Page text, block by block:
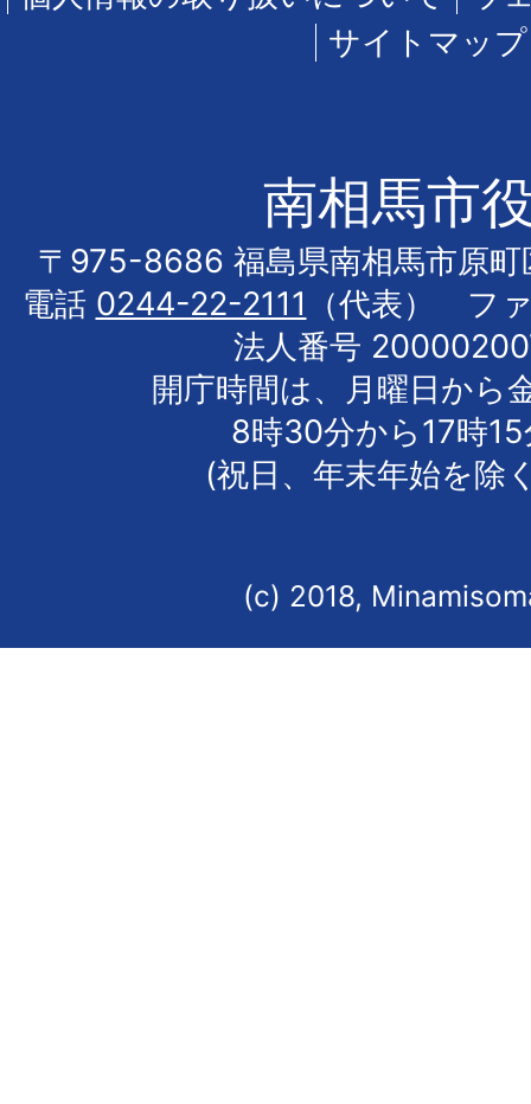
サイトマップ
南相馬市
〒975-8686 福島県南相馬市原町
電話 0244-22-2111
（代表） フ
法人番号
開庁時間は、月曜日から
8時30分から17時
(祝日、年末年始を除
(c) 2018,